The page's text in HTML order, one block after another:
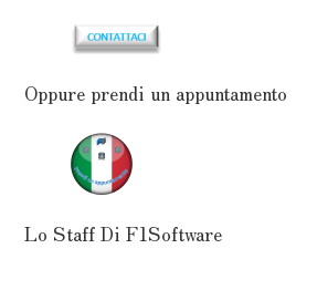
Oppure prendi un appuntamento
Lo Staff Di F1Software